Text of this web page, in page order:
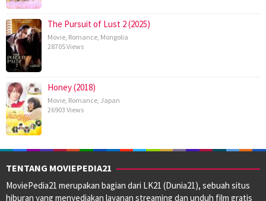
The Pursuit of Lust 2 (2025)
Movie Romance Mongolia
28705 Views
Honey (2018)
Movie Romance Japan
26903 Views
TENTANG MOVIEPEDIA21
MoviePedia21 merupakan bagian dari LK21 (Dunia21), sebuah situs
hiburan yang menyediakan layanan streaming dan unduh film gratis